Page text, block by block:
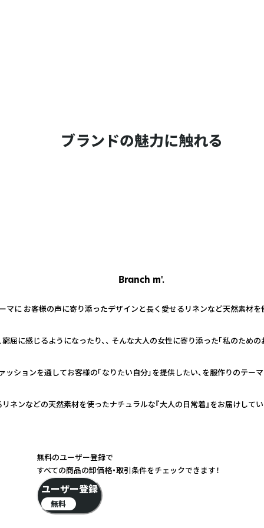
ブランドの魅力に触れる
Branch m'.
マに お客様の声に寄り添ったデザインと長く愛せるリネンなど天然素材
屈に感じるようになったり、、 そんな大人の女性に寄り添った「私のため
ションを通してお客様の「なりたい自分」を提供したい、を服作りのテー
ネンなどの天然素材を使ったナチュラルな『大人の日常着』をお届けしてい
無料のユーザー登録で
すべての商品の卸価格・取引条件をチェックできます！
ユーザー登録
無料